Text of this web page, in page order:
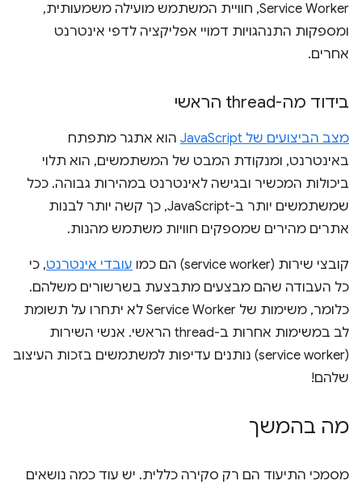
Service Worker, חוויית המשתמש מועילה משמעותית,
ומספקות התנהגויות דמויי אפליקציה לדפי אינטרנט
אחרים.
בידוד מה-thread הראשי
מצב הביצועים של JavaScript
הוא אתגר מתפתח
באינטרנט, ומנקודת המבט של המשתמשים, הוא תלוי
ביכולות המכשיר ובגישה לאינטרנט במהירות גבוהה. ככל
שמשתמשים יותר ב-JavaScript, כך קשה יותר לבנות
אתרים מהירים שמספקים חוויות משתמש מהנות.
קובצי שירות (service worker) הם כמו עובדי אינטרנט, כי
כל העבודה שהם מבצעים מתבצעת בשרשורים משלהם.
כלומר, משימות של Service Worker לא יתחרו על תשומת
לב במשימות אחרות ב-thread הראשי. אנשי השירות
(service worker) נותנים עדיפות למשתמשים בזכות העיצוב
שלהם!
מה בהמשך
מסמכי התיעוד הם רק סקירה כללית. יש עוד כמה נושאים